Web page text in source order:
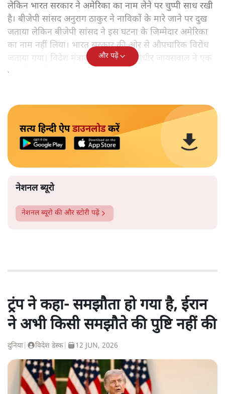
लेकिन भारत सरकार ने अमेरिका का नाम लेने पर चुप्पी साध रखी
है। बीजेपी सांसद अनुराग ठाकुर ने नाविकों के मारे जाने पर दुख
जताया लेकिन बीजेपी सांसद ने इस घटना के जिम्मेदार अमेरिका
का नाम नहीं लिया। भारत सरकार की ओर से औपचारिक विरोध
जताया गया। विदेश मंत्रालय के प्रवक्ता रणधीर जायसवाल ने एक
बार भी अमेरिका का नाम नहीं लिया।
और पढ़ें
सत्य हिन्दी ऐपडाउनलोडकरें
नेशनल ब्यूरो
नेशनल ब्यूरो की और स्टोरी पढ़ें
ट्रंप ने कहा- समझौता हो गया है, ईरान
ने अभी किसी समझौते की पुष्टि नहीं की
दुनिया विदेश डेस्क 12 JUN, 2026